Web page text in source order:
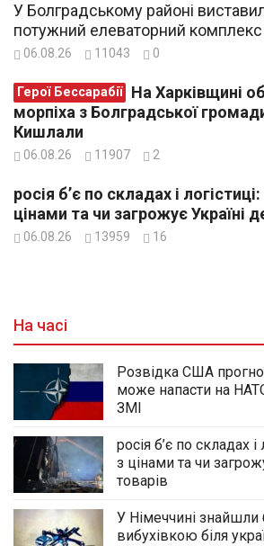
У Болградському районі
потужний елеваторний комплекс
06.08.26 11043 0
Герої Бессарабії
морпіха з Болградської
Кишлали
06.08.26 11907 2
росія б’є по складах і
цінами та чи загрожує Україні
06.08.26 13959 16
На часі
Розвідка США
може напасти на
ЗМІ
росія б’є по складах
з цінами та чи
товарів
У Німеччині знайшли
вибухівкою біля